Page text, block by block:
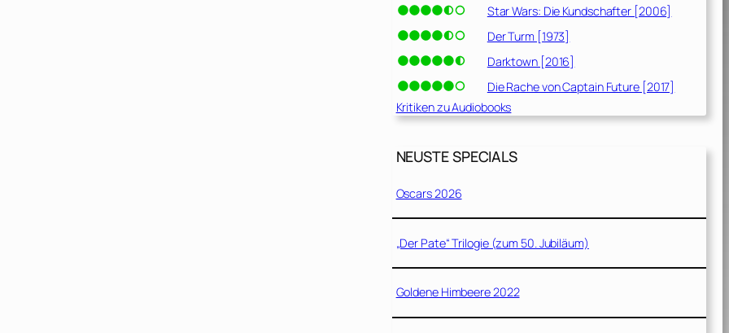
Star Wars: Die Kundschafter [2006]
Der Turm [1973]
Darktown [2016]
Die Rache von Captain Future [2017]
Kritiken zu Audiobooks
NEUSTE SPECIALS
Oscars 2026
„Der Pate“ Trilogie (zum 50. Jubiläum)
Goldene Himbeere 2022